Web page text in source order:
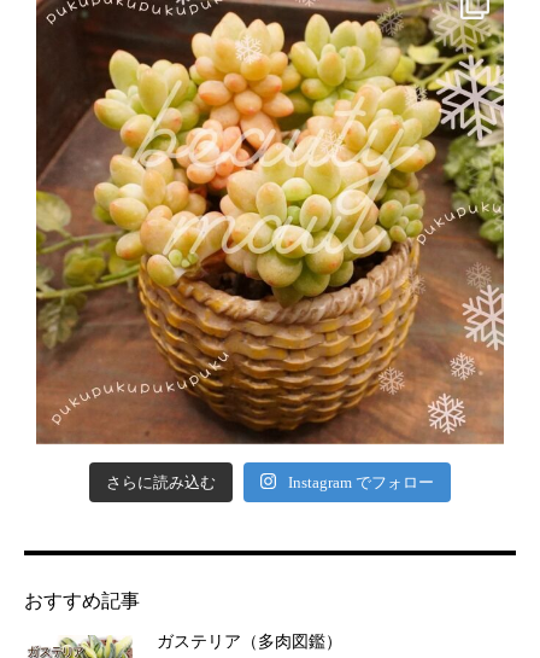
さらに読み込む Instagram でフォロー
おすすめ記事
ガステリア（多肉図鑑）